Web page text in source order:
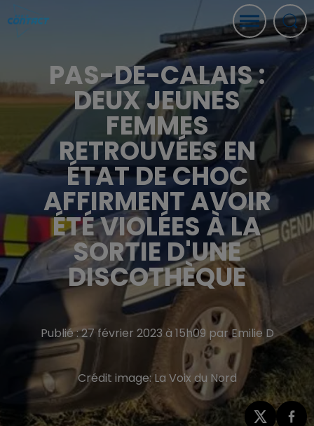
PAS-DE-CALAIS :
DEUX JEUNES
FEMMES
RETROUVÉES EN
ÉTAT DE CHOC
AFFIRMENT AVOIR
ÉTÉ VIOLÉES À LA
SORTIE D'UNE
DISCOTHÈQUE
Publié : 27 février 2023 à 15h09 par Emilie D
Crédit image: La Voix du Nord